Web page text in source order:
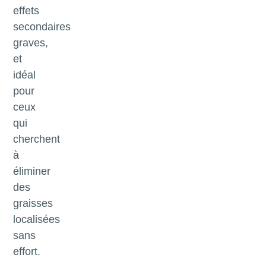
effets
secondaires
graves,
et
idéal
pour
ceux
qui
cherchent
à
éliminer
des
graisses
localisées
sans
effort.